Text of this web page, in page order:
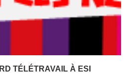
TÉLÉTRAVAIL À ESI